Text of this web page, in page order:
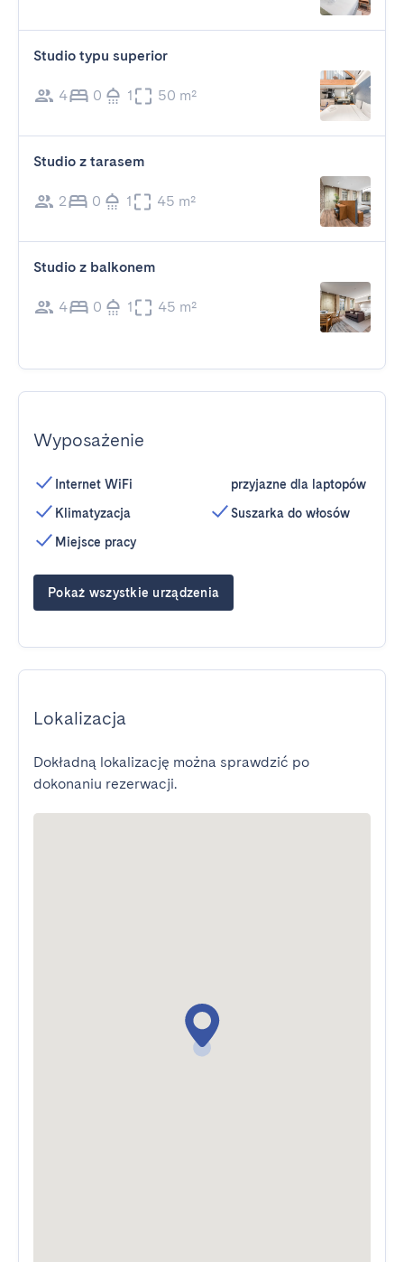
Studio typu superior
4 0 1 50 m²
Studio z tarasem
2 0 1 45 m²
Studio z balkonem
4 0 1 45 m²
Wyposażenie
Internet WiFi
Klimatyzacja
Miejsce pracy
przyjazne dla laptopów
Suszarka do włosów
Pokaż wszystkie urządzenia
Lokalizacja
Dokładną lokalizację można sprawdzić po
dokonaniu rezerwacji.